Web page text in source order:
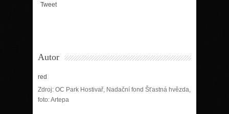
Tweet
Autor
red
Zdroj: OC Park Hostivař, Nadační fond Šťastná hvězda,
foto: Artepa